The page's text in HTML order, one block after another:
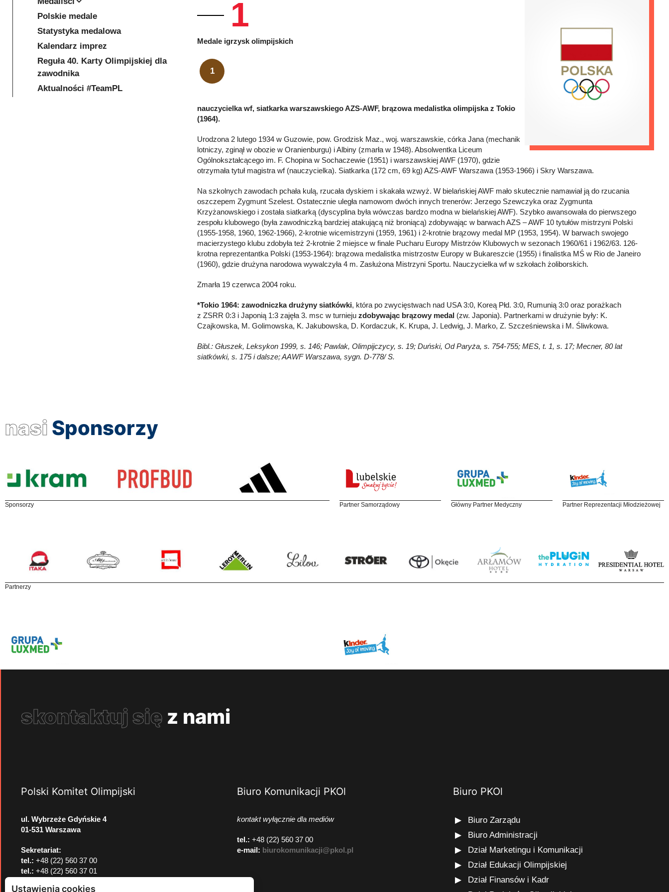
1
Medale igrzysk olimpijskich
1
nauczycielka wf, siatkarka warszawskiego AZS-AWF, brązowa medalistka olimpijska z Tokio
(1964).
Urodzona 2 lutego 1934 w Guzowie, pow. Grodzisk Maz., woj. warszawskie, córka Jana (mechanik
lotniczy, zginął w obozie w Oranienburgu) i Albiny (zmarła w 1948). Absolwentka Liceum
Ogólnokształcącego im. F. Chopina w Sochaczewie (1951) i warszawskiej AWF (1970), gdzie
otrzymała tytuł magistra wf (nauczycielka). Siatkarka (172 cm, 69 kg) AZS-AWF Warszawa (1953-1966) i Skry Warszawa.
Na szkolnych zawodach pchała kulą, rzucała dyskiem i skakała wzwyż. W bielańskiej AWF mało skutecznie namawiał ją do rzucania
oszczepem Zygmunt Szelest. Ostatecznie uległa namowom dwóch innych trenerów: Jerzego Szewczyka oraz Zygmunta
Krzyżanowskiego i została siatkarką (dyscyplina była wówczas bardzo modna w bielańskiej AWF). Szybko awansowała do pierwszego
zespołu klubowego (była zawodniczką bardziej atakującą niż broniącą) zdobywając w barwach AZS – AWF 10 tytułów mistrzyni Polski
(1955-1958, 1960, 1962-1966), 2-krotnie wicemistrzyni (1959, 1961) i 2-krotnie brązowy medal MP (1953, 1954). W barwach swojego
macierzystego klubu zdobyła też 2-krotnie 2 miejsce w finale Pucharu Europy Mistrzów Klubowych w sezonach 1960/61 i 1962/63. 126-
krotna reprezentantka Polski (1953-1964): brązowa medalistka mistrzostw Europy w Bukareszcie (1955) i finalistka MŚ w Rio de Janeiro
(1960), gdzie drużyna narodowa wywalczyła 4 m. Zasłużona Mistrzyni Sportu. Nauczycielka wf w szkołach żoliborskich.
Zmarła 19 czerwca 2004 roku.
*Tokio 1964: zawodniczka drużyny siatkówki, która po zwycięstwach nad USA 3:0, Koreą Płd. 3:0, Rumunią 3:0 oraz porażkach
z ZSRR 0:3 i Japonią 1:3 zajęła 3. msc w turnieju zdobywając brązowy medal (zw. Japonia). Partnerkami w drużynie były: K.
Czajkowska, M. Golimowska, K. Jakubowska, D. Kordaczuk, K. Krupa, J. Ledwig, J. Marko, Z. Szcześniewska i M. Śliwkowa.
Bibl.: Głuszek, Leksykon 1999, s. 146; Pawlak, Olimpijczycy, s. 19; Duński, Od Paryża, s. 754-755; MES, t. 1, s. 17; Mecner, 80 lat
siatkówki, s. 175 i dalsze; AAWF Warszawa, sygn. D-778/ S.
Polskie medale
Statystyka medalowa
Kalendarz imprez
Reguła 40. Karty Olimpijskiej dla
zawodnika
Aktualności #TeamPL
nasi Sponsorzy
Sponsorzy Partner Samorządowy Główny Partner Medyczny Partner Reprezentacji Młodzieżowej
Partnerzy
skontaktuj się z nami
Polski Komitet Olimpijski
ul. Wybrzeże Gdyńskie 4
01-531 Warszawa
Sekretariat:
tel.: +48 (22) 560 37 00
tel.: +48 (22) 560 37 01
Biuro Komunikacji PKOl
kontakt wyłącznie dla mediów
tel.: +48 (22) 560 37 00
e-mail: biurokomunikacji@pkol.pl
Biuro PKOl
Biuro Zarządu
Biuro Administracji
Dział Marketingu i Komunikacji
Dział Edukacji Olimpijskiej
Dział Finansów i Kadr
Ustawienia cookies